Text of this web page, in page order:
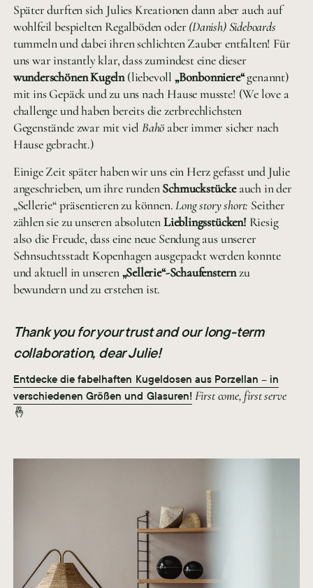
Später durften sich Julies Kreationen dann aber auch auf
wohlfeil bespielten Regalböden oder(Danish) Sideboards
tummeln und dabei ihren schlichten Zauber entfalten! Für
uns war instantly klar, dass zumindest eine dieser
wunderschönen Kugeln(liebevoll „Bonbonniere“genannt)
mit ins Gepäck und zu uns nach Hause musste! (We love a
challenge und haben bereits die zerbrechlichsten
Gegenstände zwar mit viel Bahö aber immer sicher nach
Hause gebracht.)
Einige Zeit später haben wir uns ein Herz gefasst und Julie
angeschrieben, um ihre rundenSchmuckstückeauch in der
„Sellerie“ präsentieren zu können.Long story short: Seither
zählen sie zu unseren absolutenLieblingsstücken! Riesig
also die Freude, dass eine neue Sendung aus unserer
Sehnsuchtsstadt Kopenhagen ausgepackt werden konnte
und aktuell in unseren„Sellerie“-Schaufensternzu
bewundern und zu erstehen ist.
Thank you for your trust and our long-term
collaboration, dear Julie!
Entdecke die fabelhaften Kugeldosen aus Porzellan – in
verschiedenen Größen und Glasuren!First come, first serve
🤞